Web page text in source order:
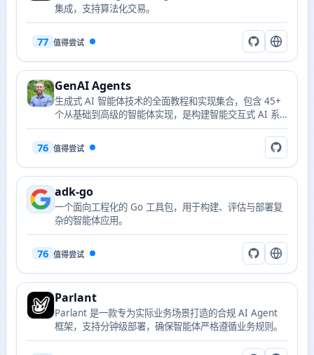
集成，支持算法化交易。
77 值得尝试
GenAI Agents
生成式 AI 智能体技术的全面教程和实现集合，包含 45+
个从基础到高级的智能体实现，是构建智能交互式 AI 系
统的完整指南。
76 值得尝试
adk-go
一个面向工程化的 Go 工具包，用于构建、评估与部署复
杂的智能体应用。
76 值得尝试
Parlant
Parlant 是一款专为实际业务场景打造的合规 AI Agent
框架，支持分钟级部署，确保智能体严格遵循业务规则。